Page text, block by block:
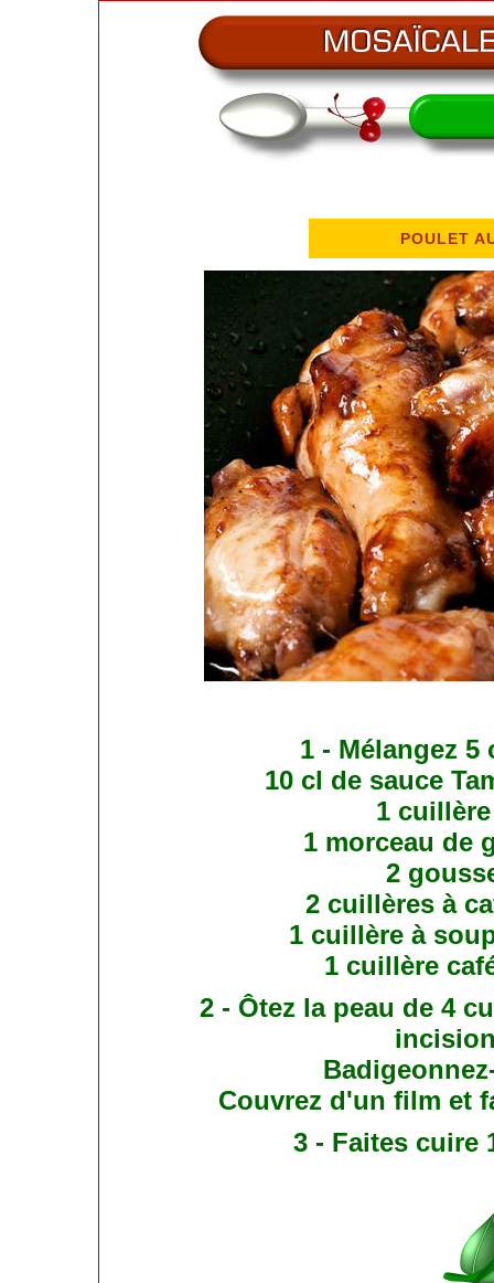
POULET
1 - Mélangez
10 cl de sauce
1
1 morceau de
2
2 cuillères à
1 cuillère à
1 cuillère
2 - Ôtez la peau de 4
Couvrez d'un film et
3 - Faites cuire